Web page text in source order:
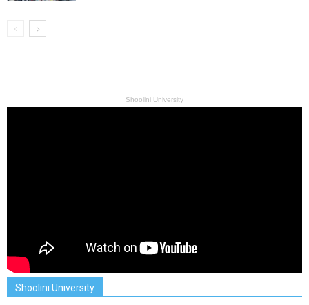
Shoolini University
Shoolini University